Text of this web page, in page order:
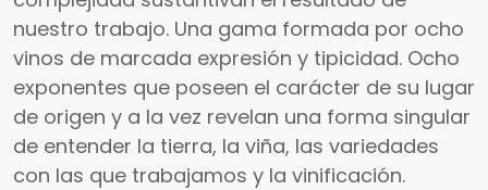
nuestro trabajo. Una gama formada por ocho
vinos de marcada expresión y tipicidad. Ocho
exponentes que poseen el carácter de su lugar
de origen y a la vez revelan una forma singular
de entender la tierra, la viña, las variedades
con las que trabajamos y la vinificación.